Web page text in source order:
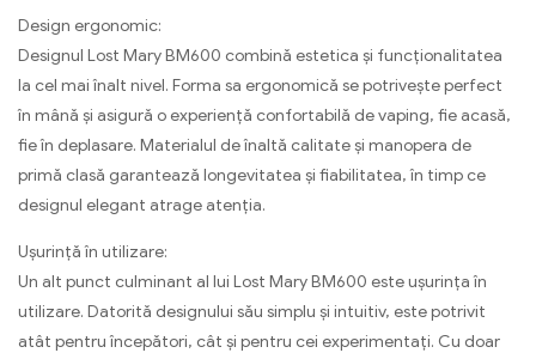
Design ergonomic:
Designul Lost Mary BM600 combină estetica și funcționalitatea
la cel mai înalt nivel. Forma sa ergonomică se potrivește perfect
în mână și asigură o experiență confortabilă de vaping, fie acasă,
fie în deplasare. Materialul de înaltă calitate și manopera de
primă clasă garantează longevitatea și fiabilitatea, în timp ce
designul elegant atrage atenția.
Ușurință în utilizare:
Un alt punct culminant al lui Lost Mary BM600 este uşurinţa în
utilizare. Datorită designului său simplu și intuitiv, este potrivit
atât pentru începători, cât și pentru cei experimentați. Cu doar